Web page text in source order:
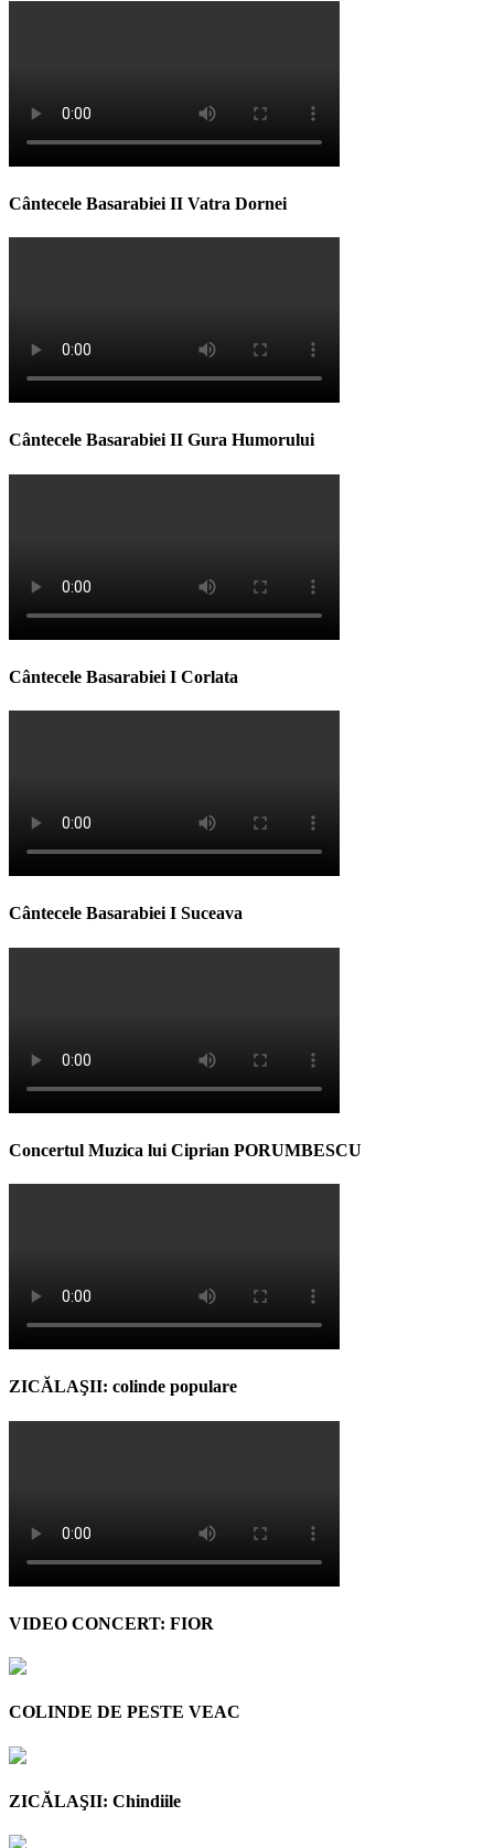
Cântecele Basarabiei II Vatra Dornei
Cântecele Basarabiei II Gura Humorului
Cântecele Basarabiei I Corlata
Cântecele Basarabiei I Suceava
Concertul Muzica lui Ciprian PORUMBESCU
ZICĂLAŞII: colinde populare
VIDEO CONCERT: FIOR
COLINDE DE PESTE VEAC
ZICĂLAŞII: Chindiile